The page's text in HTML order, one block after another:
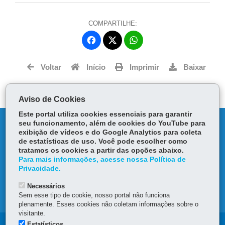
COMPARTILHE:
Fa
ce
bo
itt
er
ts
Voltar Início Imprimir Baixar
MAPA DO SITE
DENUNCIE CORRUPÇÃO
OUVIDORIA
TRANSPARÊNCIA INSTITUCIONAL
Aviso de Cookies
Este portal utiliza cookies essenciais para garantir
seu funcionamento, além de cookies do YouTube para
exibição de vídeos e do Google Analytics para coleta
de estatísticas de uso. Você pode escolher como
tratamos os cookies a partir das opções abaixo.
Para mais informações, acesse nossa Política de
Privacidade.
Necessários
Sem esse tipo de cookie, nosso portal não funciona
plenamente. Esses cookies não coletam informações sobre o
visitante.